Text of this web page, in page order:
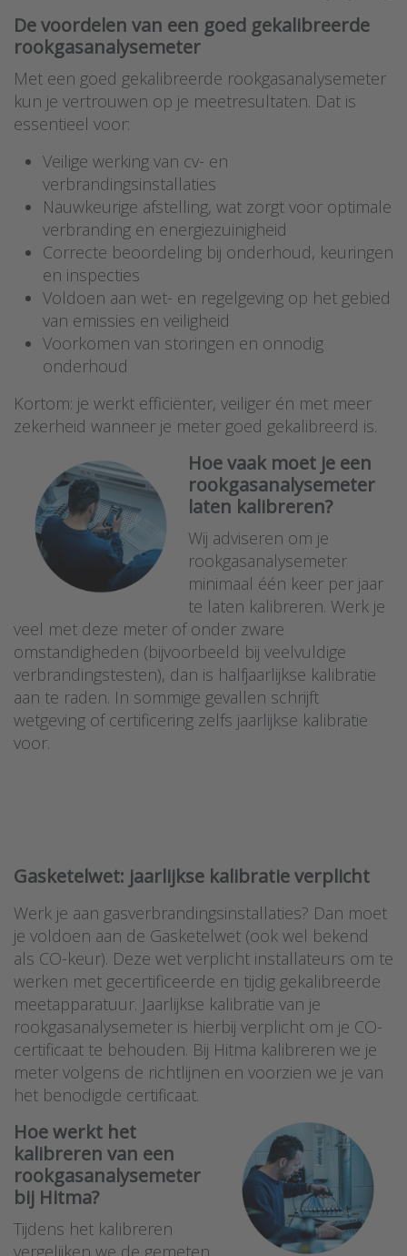
De voordelen van een goed gekalibreerde
rookgasanalysemeter
Met een goed gekalibreerde rookgasanalysemeter
kun je vertrouwen op je meetresultaten. Dat is
essentieel voor:
Veilige werking van cv- en
verbrandingsinstallaties
Nauwkeurige afstelling, wat zorgt voor optimale
verbranding en energiezuinigheid
Correcte beoordeling bij onderhoud, keuringen
en inspecties
Voldoen aan wet- en regelgeving op het gebied
van emissies en veiligheid
Voorkomen van storingen en onnodig
onderhoud
Kortom: je werkt efficiënter, veiliger én met meer
zekerheid wanneer je meter goed gekalibreerd is.
Hoe vaak moet je een
rookgasanalysemeter
laten kalibreren?
Wij adviseren om je
rookgasanalysemeter
minimaal één keer per jaar
te laten kalibreren. Werk je
veel met deze meter of onder zware
omstandigheden (bijvoorbeeld bij veelvuldige
verbrandingstesten), dan is halfjaarlijkse kalibratie
aan te raden. In sommige gevallen schrijft
wetgeving of certificering zelfs jaarlijkse kalibratie
voor.
Gasketelwet: jaarlijkse kalibratie verplicht
Werk je aan gasverbrandingsinstallaties? Dan moet
je voldoen aan de Gasketelwet (ook wel bekend
als CO-keur). Deze wet verplicht installateurs om te
werken met gecertificeerde en tijdig gekalibreerde
meetapparatuur. Jaarlijkse kalibratie van je
rookgasanalysemeter is hierbij verplicht om je CO-
certificaat te behouden. Bij Hitma kalibreren we je
meter volgens de richtlijnen en voorzien we je van
het benodigde certificaat.
Hoe werkt het
kalibreren van een
rookgasanalysemeter
bij Hitma?
Tijdens het kalibreren
vergelijken we de gemeten